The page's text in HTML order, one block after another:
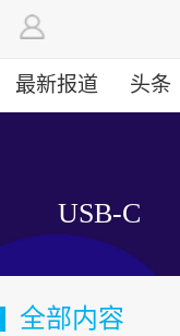
最新报道 头条
USB-C
全部内容